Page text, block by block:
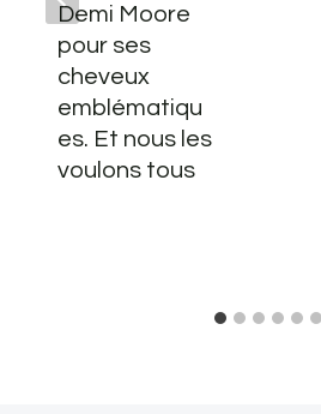
Demi Moore
pour ses
cheveux
emblématiqu
es. Et nous les
voulons tous